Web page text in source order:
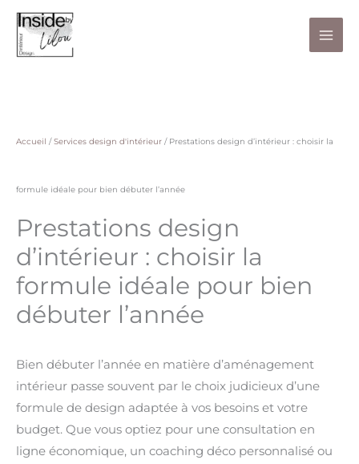
Aller
contenu
Accueil /Services design d'intérieur / Prestations design d’intérieur : choisir la
formule idéale pour bien débuter l’année
Prestations design
d’intérieur : choisir la
formule idéale pour bien
débuter l’année
Bien débuter l’année en matière d’aménagement
intérieur passe souvent par le choix judicieux d’une
formule de design adaptée à vos besoins et votre
budget. Que vous optiez pour une consultation en
ligne économique, un coaching déco personnalisé ou